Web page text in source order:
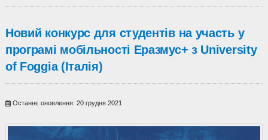
Новий конкурс для студентів на участь у
програмі мобільності Еразмус+ з University
of Foggia (Італія)
Останнє оновлення: 20 грудня 2021